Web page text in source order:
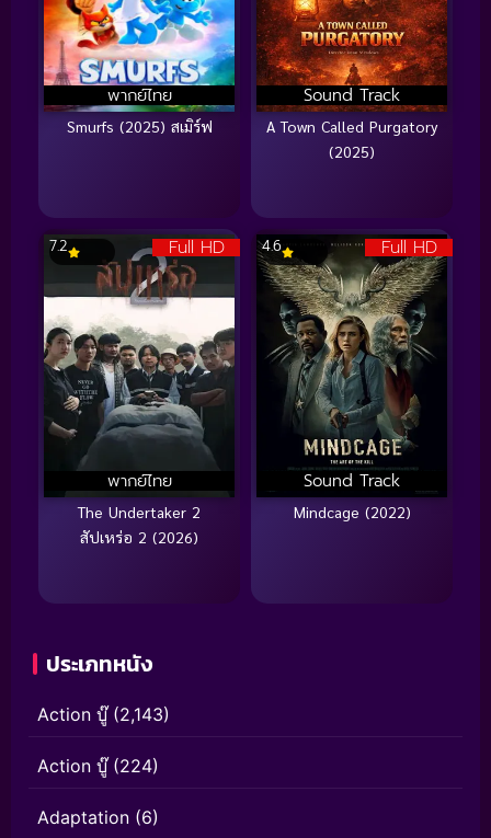
พากย์ไทย
Smurfs (2025) สเมิร์ฟ
Sound Track
A Town Called Purgatory
(2025)
Full HD
พากย์ไทย
7.2
The Undertaker 2
สัปเหร่อ 2 (2026)
Full HD
Sound Track
4.6
Mindcage (2022)
ประเภทหนัง
Action บู๊(2,143)
Action บู๊(224)
Adaptation (6)